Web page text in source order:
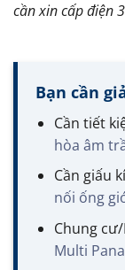
cần xin cấp điện
Bạn cần
Cần tiết
hòa âm
Cần giấu
nối ống
Chung
Multi